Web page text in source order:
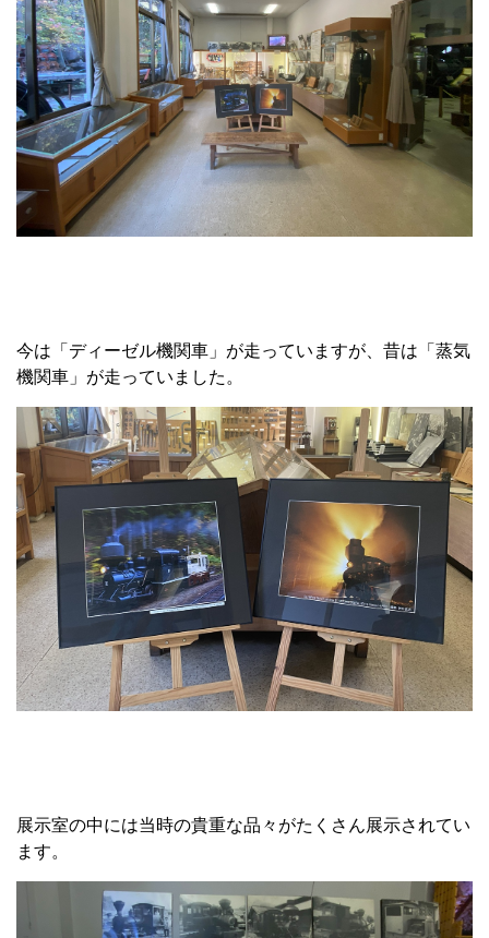
今は「ディーゼル機関車」が走っていますが、昔は「蒸気
機関車」が走っていました。
展示室の中には当時の貴重な品々がたくさん展示されてい
ます。